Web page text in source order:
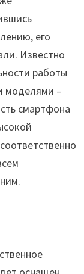
его
Известно
работы
моделями –
смартфона